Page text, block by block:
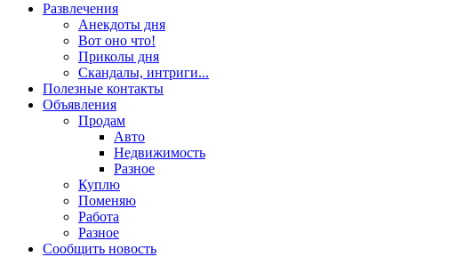
Развлечения
Анекдоты дня
Вот оно что!
Приколы дня
Скандалы, интриги...
Полезные контакты
Объявления
Продам
Авто
Недвижимость
Разное
Куплю
Поменяю
Работа
Разное
Сообщить новость